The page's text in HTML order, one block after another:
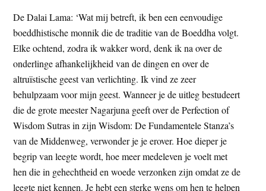
De Dalai Lama: ‘Wat mij betreft, ik ben een eenvoudige
boeddhistische monnik die de traditie van de Boeddha volgt.
Elke ochtend, zodra ik wakker word, denk ik na over de
onderlinge afhankelijkheid van de dingen en over de
altruïstische geest van verlichting. Ik vind ze zeer
behulpzaam voor mijn geest. Wanneer je de uitleg bestudeert
die de grote meester Nagarjuna geeft over de Perfection of
Wisdom Sutras in zijn Wisdom: De Fundamentele Stanza’s
van de Middenweg, verwonder je je erover. Hoe dieper je
begrip van leegte wordt, hoe meer medeleven je voelt met
hen die in gehechtheid en woede verzonken zijn omdat ze de
leegte niet kennen. Je hebt een sterke wens om hen te helpen